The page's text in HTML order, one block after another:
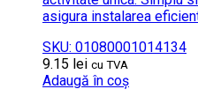
asigura instalarea
SKU: 01080001014134
9.15 lei cu TVA
Adaugă în coș